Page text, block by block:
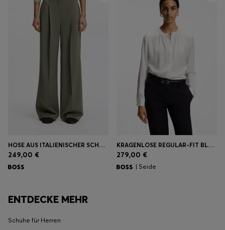
HOSE AUS ITALIENISCHER SCHURWOLLE MIT WEITEM BEINVERLAUF
249,00 €
KRAGENLOSE REGULAR-FIT BLUSE AUS STRETCH-SEIDE
279,00 €
| Seide
ENTDECKE MEHR
Schuhe für Herren